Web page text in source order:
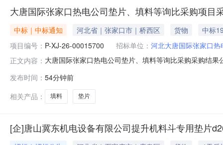
大唐国际张家口热电公司垫片、填料等询比采购项目
中标｜中标通知 河北省｜张家口市｜桥西区 货物
中标
项目编号： P-XJ-26-00015700 招标单位： 河北大唐国际张家口
正文内容： 大唐国际张家口热电公司垫片、填料等询比采购采购结
及联系方式：河北大唐国际张家口热电有限责任公司；
B03号楼
发布时间： 54分钟前
相关产品：
填料 垫片
[企]唐山冀东机电设备有限公司提升机料斗专用垫片